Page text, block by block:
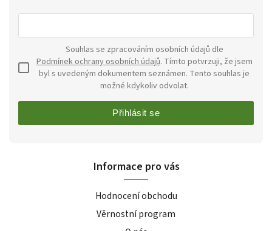
Podmínek ochrany osobních údajů. Tímto potvrzuji, že jsem
byl s uvedeným dokumentem seznámen. Tento souhlas je
možné kdykoliv odvolat.
Přihlásit se
Informace pro vás
Hodnocení obchodu
Věrnostní program